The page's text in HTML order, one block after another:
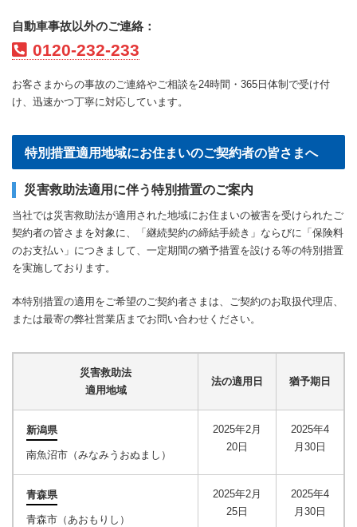
自動車事故以外のご連絡：
0120-232-233
お客さまからの事故のご連絡やご相談を24時間・365日体制で受け付
け、迅速かつ丁寧に対応しています。
特別措置適用地域にお住まいのご契約者の皆さまへ
災害救助法適用に伴う特別措置のご案内
当社では災害救助法が適用された地域にお住まいの被害を受けられたご
契約者の皆さまを対象に、「継続契約の締結手続き」ならびに「保険料
のお支払い」につきまして、一定期間の猶予措置を設ける等の特別措置
を実施しております。
本特別措置の適用をご希望のご契約者さまは、ご契約のお取扱代理店、
または最寄の弊社営業店までお問い合わせください。
災害救助法
適用地域
法の適用日 猶予期日
新潟県
南魚沼市（みなみうおぬまし）
2025年2月
20日
2025年4
月30日
青森県
青森市（あおもりし）
2025年2月
25日
2025年4
月30日